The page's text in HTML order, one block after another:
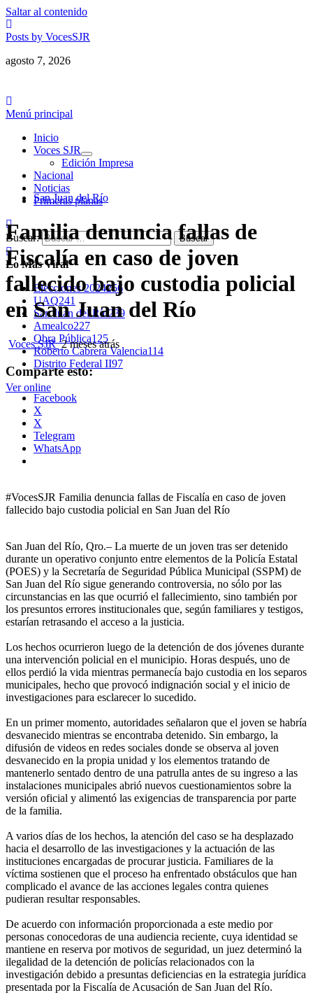
Saltar al contenido
Posts by VocesSJR
agosto 7, 2026
Menú principal
Inicio
Voces SJR
Edición Impresa
Nacional
Noticias
Primeras planas
Buscar:
Lo Más Viral
Elecciones 2024256
UAQ241
San Juan del Río 239
Amealco227
Obra Pública125
Roberto Cabrera Valencia114
Distrito Federal II97
Ver online
San Juan del Río
Familia denuncia fallas de
Fiscalía en caso de joven
fallecido bajo custodia policial
en San Juan del Río
Voces SJR2 meses atrás
Comparte esto:
Facebook
X
X
Telegram
WhatsApp
#VocesSJR Familia denuncia fallas de Fiscalía en caso de joven
fallecido bajo custodia policial en San Juan del Río
San Juan del Río, Qro.– La muerte de un joven tras ser detenido
durante un operativo conjunto entre elementos de la Policía Estatal
(POES) y la Secretaría de Seguridad Pública Municipal (SSPM) de
San Juan del Río sigue generando controversia, no sólo por las
circunstancias en las que ocurrió el fallecimiento, sino también por
los presuntos errores institucionales que, según familiares y testigos,
estarían retrasando el acceso a la justicia.
Los hechos ocurrieron luego de la detención de dos jóvenes durante
una intervención policial en el municipio. Horas después, uno de
ellos perdió la vida mientras permanecía bajo custodia en los separos
municipales, hecho que provocó indignación social y el inicio de
investigaciones para esclarecer lo sucedido.
En un primer momento, autoridades señalaron que el joven se habría
desvanecido mientras se encontraba detenido. Sin embargo, la
difusión de videos en redes sociales donde se observa al joven
desvanecido en la propia unidad y los elementos tratando de
mantenerlo sentado dentro de una patrulla antes de su ingreso a las
instalaciones municipales abrió nuevos cuestionamientos sobre la
versión oficial y alimentó las exigencias de transparencia por parte
de la familia.
A varios días de los hechos, la atención del caso se ha desplazado
hacia el desarrollo de las investigaciones y la actuación de las
instituciones encargadas de procurar justicia. Familiares de la
víctima sostienen que el proceso ha enfrentado obstáculos que han
complicado el avance de las acciones legales contra quienes
pudieran resultar responsables.
De acuerdo con información proporcionada a este medio por
personas conocedoras de una audiencia reciente, cuya identidad se
mantiene en reserva por motivos de seguridad, un juez determinó la
ilegalidad de la detención de policías relacionados con la
investigación debido a presuntas deficiencias en la estrategia jurídica
presentada por la Fiscalía de Acusación de San Juan del Río.